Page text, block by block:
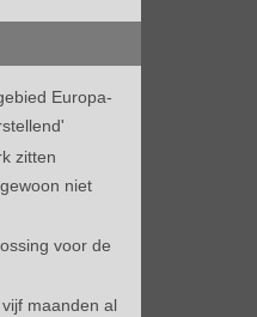
Europa-
zitten
niet
voor de
maanden al